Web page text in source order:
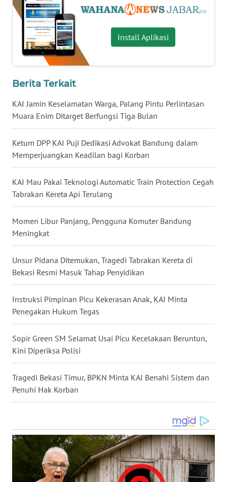
Install Aplikasi
Berita Terkait
KAI Jamin Keselamatan Warga, Palang Pintu Perlintasan
Muara Enim Ditarget Berfungsi Tiga Bulan
Ketum DPP KAI Puji Dedikasi Advokat Bandung dalam
Memperjuangkan Keadilan bagi Korban
KAI Mau Pakai Teknologi Automatic Train Protection Cegah
Tabrakan Kereta Api Terulang
Momen Libur Panjang, Pengguna Komuter Bandung
Meningkat
Unsur Pidana Ditemukan, Tragedi Tabrakan Kereta di
Bekasi Resmi Masuk Tahap Penyidikan
Instruksi Pimpinan Picu Kekerasan Anak, KAI Minta
Penegakan Hukum Tegas
Sopir Green SM Selamat Usai Picu Kecelakaan Beruntun,
Kini Diperiksa Polisi
Tragedi Bekasi Timur, BPKN Minta KAI Benahi Sistem dan
Penuhi Hak Korban
WN
SULSEL
WN
GORONTALO
WN
SULUT
WN
MALUKU
WN
MALUT
WN
WN
DANAU
WN
WN
LANGKAT
WN
TAPANULI
SELATAN
WN
WN
KARO